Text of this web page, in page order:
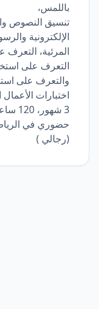
باللمس،
تنسيق النصوص
الإلكترونية
المرئية، التعرف
التعرف على
والتعرف على
اختبارات الأعمال
3 شهور، 120 ساعة تدريبية.
حضوري في
(رجالي )